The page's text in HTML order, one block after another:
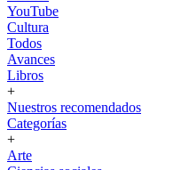
YouTube
Cultura
Todos
Avances
Libros
+
Nuestros recomendados
Categorías
+
Arte